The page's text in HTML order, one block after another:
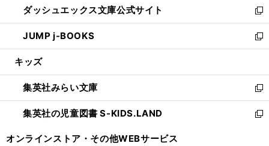
く
ド
ウ
で
開
ィ
ン
ド
ウ
開
く
い
ウ
ィ
ン
ウ
で
開
く
ダッシュエックス文庫公式サイト
新
し
い
ウ
ン
ド
ウ
で
JUMP j-BOOKS
新
し
ウ
ィ
ン
ド
キッズ
集英社みらい文庫
新
し
い
集英社の児童図書 S-KIDS.LAND
新
オンラインストア・ その他WEBサービス